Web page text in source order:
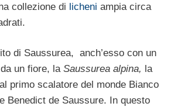
collezione di licheni ampia circa
di Saussurea, anch’esso con un
un fiore, laSaussurea alpina, la
primo scalatore del monde Bianco
Benedict de Saussure. In questo